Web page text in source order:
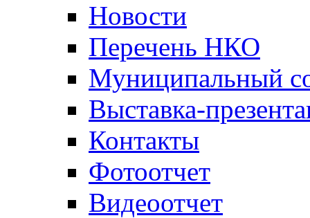
Новости
Перечень НКО
Муниципальный
Выставка-
Контакты
Фотоотчет
Видеоотчет